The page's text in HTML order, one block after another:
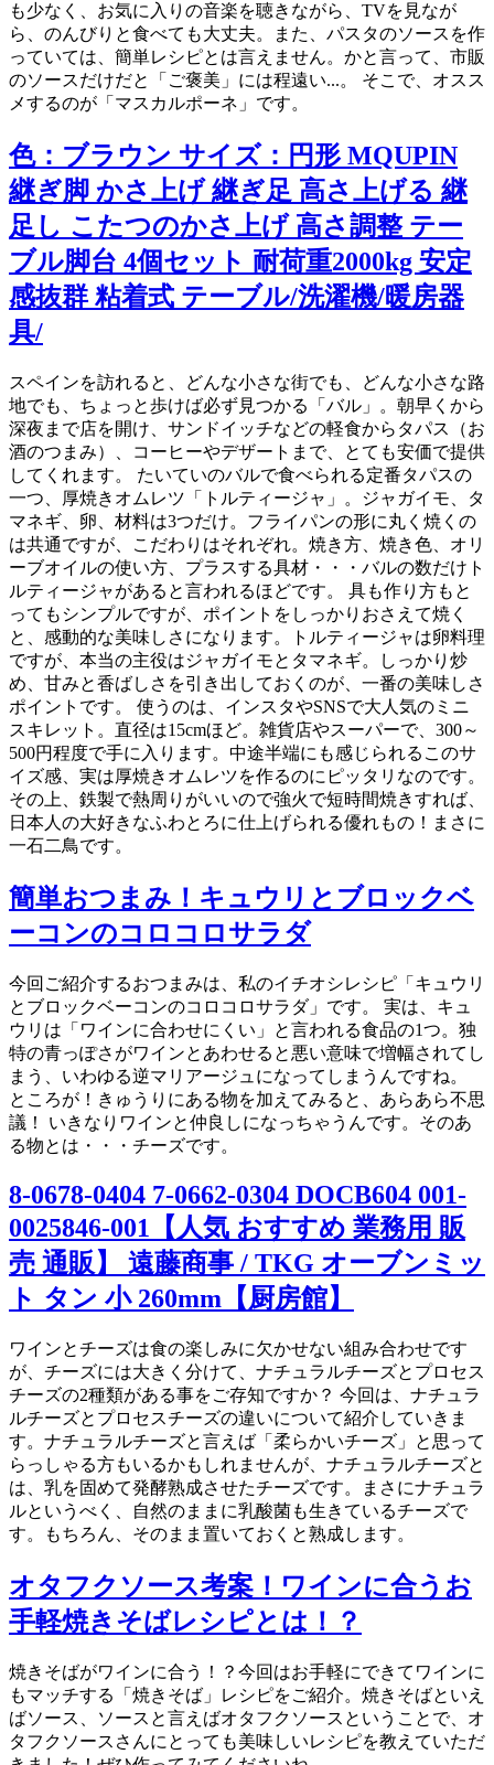
も少なく、お気に入りの音楽を聴きながら、TVを見なが
ら、のんびりと食べても大丈夫。また、パスタのソースを作
っていては、簡単レシピとは言えません。かと言って、市販
のソースだけだと「ご褒美」には程遠い...。 そこで、オスス
メするのが「マスカルポーネ」です。
色：ブラウン サイズ：円形 MQUPIN
継ぎ脚 かさ上げ 継ぎ足 高さ上げる 継
足し こたつのかさ上げ 高さ調整 テー
ブル脚台 4個セット 耐荷重2000kg 安定
感抜群 粘着式 テーブル/洗濯機/暖房器
具/
スペインを訪れると、どんな小さな街でも、どんな小さな路
地でも、ちょっと歩けば必ず見つかる「バル」。朝早くから
深夜まで店を開け、サンドイッチなどの軽食からタパス（お
酒のつまみ）、コーヒーやデザートまで、とても安価で提供
してくれます。 たいていのバルで食べられる定番タパスの
一つ、厚焼きオムレツ「トルティージャ」。ジャガイモ、タ
マネギ、卵、材料は3つだけ。フライパンの形に丸く焼くの
は共通ですが、こだわりはそれぞれ。焼き方、焼き色、オリ
ーブオイルの使い方、プラスする具材・・・バルの数だけト
ルティージャがあると言われるほどです。 具も作り方もと
ってもシンプルですが、ポイントをしっかりおさえて焼く
と、感動的な美味しさになります。トルティージャは卵料理
ですが、本当の主役はジャガイモとタマネギ。しっかり炒
め、甘みと香ばしさを引き出しておくのが、一番の美味しさ
ポイントです。 使うのは、インスタやSNSで大人気のミニ
スキレット。直径は15cmほど。雑貨店やスーパーで、300～
500円程度で手に入ります。中途半端にも感じられるこのサ
イズ感、実は厚焼きオムレツを作るのにピッタリなのです。
その上、鉄製で熱周りがいいので強火で短時間焼きすれば、
日本人の大好きなふわとろに仕上げられる優れもの！まさに
一石二鳥です。
簡単おつまみ！キュウリとブロックベ
ーコンのコロコロサラダ
今回ご紹介するおつまみは、私のイチオシレシピ「キュウリ
とブロックベーコンのコロコロサラダ」です。 実は、キュ
ウリは「ワインに合わせにくい」と言われる食品の1つ。独
特の青っぽさがワインとあわせると悪い意味で増幅されてし
まう、いわゆる逆マリアージュになってしまうんですね。
ところが！きゅうりにある物を加えてみると、あらあら不思
議！ いきなりワインと仲良しになっちゃうんです。そのあ
る物とは・・・チーズです。
8-0678-0404 7-0662-0304 DOCB604 001-
0025846-001【人気 おすすめ 業務用 販
売 通販】 遠藤商事 / TKG オーブンミッ
ト タン 小 260mm【厨房館】
ワインとチーズは食の楽しみに欠かせない組み合わせです
が、チーズには大きく分けて、ナチュラルチーズとプロセス
チーズの2種類がある事をご存知ですか？ 今回は、ナチュラ
ルチーズとプロセスチーズの違いについて紹介していきま
す。ナチュラルチーズと言えば「柔らかいチーズ」と思って
らっしゃる方もいるかもしれませんが、ナチュラルチーズと
は、乳を固めて発酵熟成させたチーズです。まさにナチュラ
ルというべく、自然のままに乳酸菌も生きているチーズで
す。もちろん、そのまま置いておくと熟成します。
オタフクソース考案！ワインに合うお
手軽焼きそばレシピとは！？
焼きそばがワインに合う！？今回はお手軽にできてワインに
もマッチする「焼きそば」レシピをご紹介。焼きそばといえ
ばソース、ソースと言えばオタフクソースということで、オ
タフクソースさんにとっても美味しいレシピを教えていただ